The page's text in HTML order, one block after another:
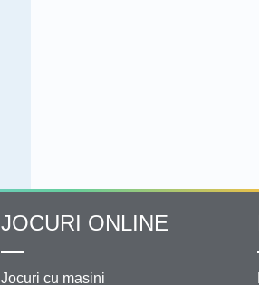
JOCURI ONLINE
Jocuri cu masini